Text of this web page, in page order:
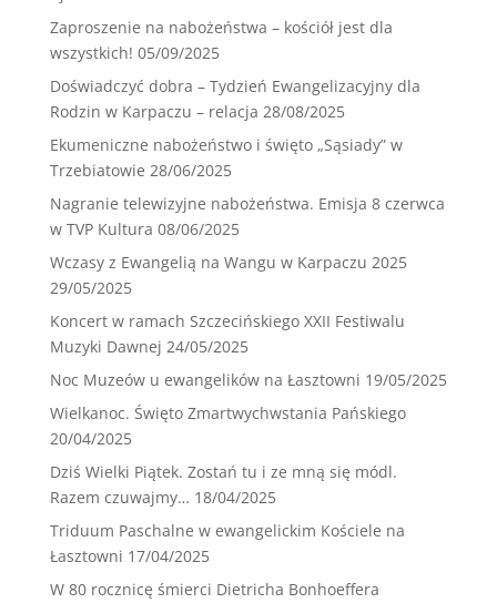
Zaproszenie na nabożeństwa – kościół jest dla
wszystkich! 05/09/2025
Doświadczyć dobra – Tydzień Ewangelizacyjny dla
Rodzin w Karpaczu – relacja 28/08/2025
Ekumeniczne nabożeństwo i święto „Sąsiady” w
Trzebiatowie 28/06/2025
Nagranie telewizyjne nabożeństwa. Emisja 8 czerwca
w TVP Kultura 08/06/2025
Wczasy z Ewangelią na Wangu w Karpaczu 2025
29/05/2025
Koncert w ramach Szczecińskiego XXII Festiwalu
Muzyki Dawnej 24/05/2025
Noc Muzeów u ewangelików na Łasztowni 19/05/2025
Wielkanoc. Święto Zmartwychwstania Pańskiego
20/04/2025
Dziś Wielki Piątek. Zostań tu i ze mną się módl.
Razem czuwajmy… 18/04/2025
Triduum Paschalne w ewangelickim Kościele na
Łasztowni 17/04/2025
W 80 rocznicę śmierci Dietricha Bonhoeffera